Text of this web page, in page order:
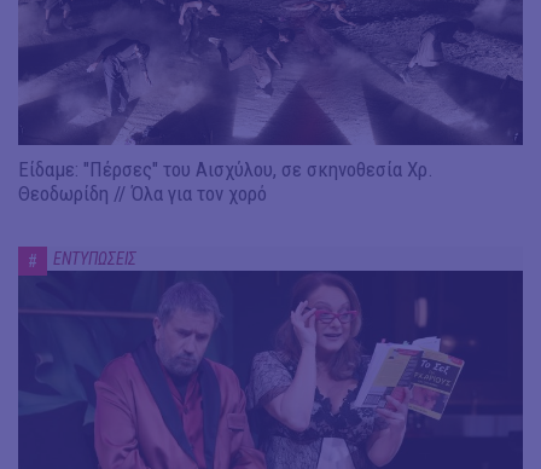
Είδαμε: "Πέρσες" του Αισχύλου, σε σκηνοθεσία Χρ.
Θεοδωρίδη // Όλα για τον χορό
# ΕΝΤΥΠΩΣΕΙΣ